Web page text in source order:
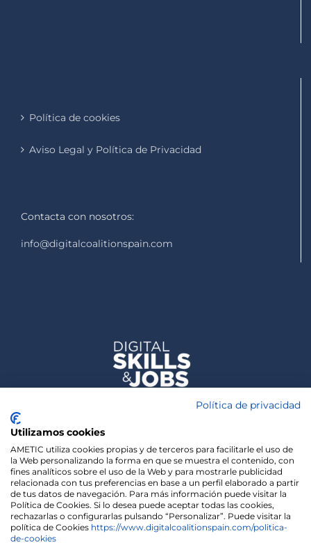
Política de cookies
Aviso Legal y Política de Privacidad
Contacta con nosotros:
info@digitalcoalitionspain.com
We use cookies on our website to give you the most
Política de privacidad
Utilizamos cookies
AMETIC utiliza cookies propias y de terceros para facilitarle el uso de
la Web personalizando la forma en que se muestra el contenido, con
fines analíticos sobre el uso de la Web y para mostrarle publicidad
relacionada con tus preferencias en base a un perfil elaborado a partir
de tus datos de navegación. Para más información puede visitar la
Política de Cookies. Si lo desea puede aceptar todas las cookies,
rechazarlas o configurarlas pulsando “Personalizar”. Puede visitar la
política de Cookies https://www.digitalcoalitionspain.com/politica-
de-cookies